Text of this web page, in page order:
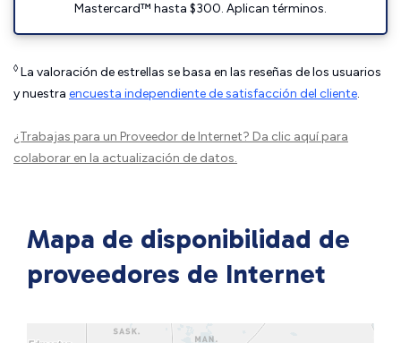
Mastercard™ hasta $300. Aplican términos.
◊ La valoración de estrellas se basa en las reseñas de los usuarios
y nuestra encuesta independiente de satisfacción del cliente.
¿Trabajas para un Proveedor de Internet? Da clic aquípara
colaborar en la actualización de datos.
Mapa de disponibilidad de
proveedores de Internet